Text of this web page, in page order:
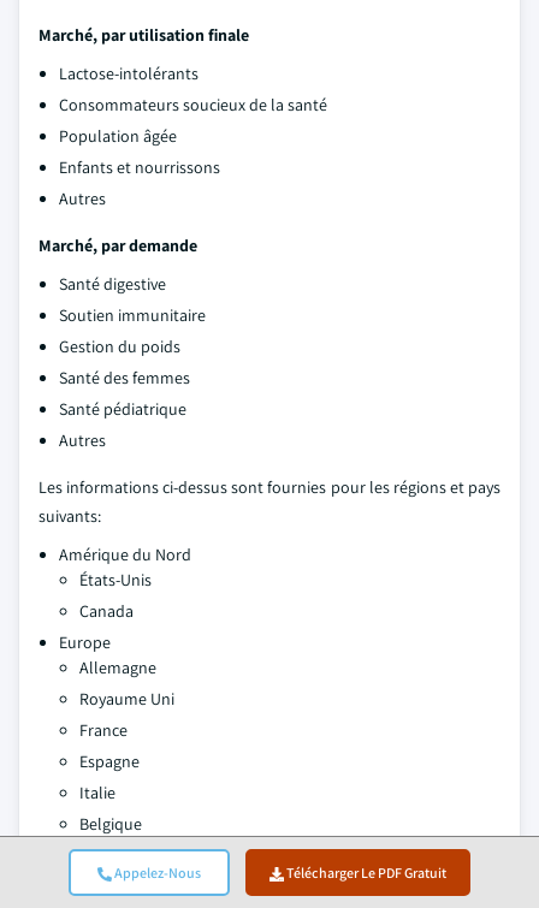
Appelez-Nous Télécharger Le PDF Gratuit
Marché, par utilisation finale
Lactose-intolérants
Consommateurs soucieux de la santé
Population âgée
Enfants et nourrissons
Autres
Marché, par demande
Santé digestive
Soutien immunitaire
Gestion du poids
Santé des femmes
Santé pédiatrique
Autres
Les informations ci-dessus sont fournies pour les régions et pays
suivants:
Amérique du Nord
États-Unis
Canada
Europe
Allemagne
Royaume Uni
France
Espagne
Italie
Belgique
Asie-Pacifique
Chine